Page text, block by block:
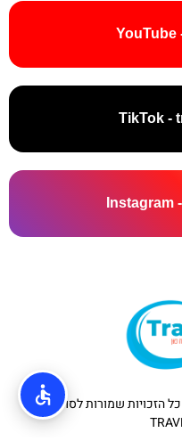
הזכויות שמורות לסוכנות